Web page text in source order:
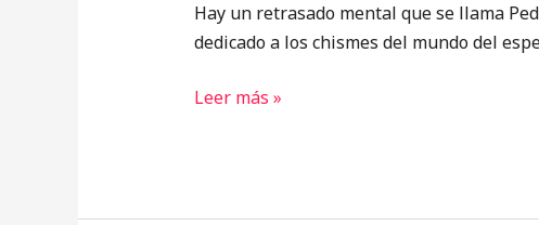
Hay un retrasado mental que se llama
dedicado a los chismes del mundo del
Leer más »